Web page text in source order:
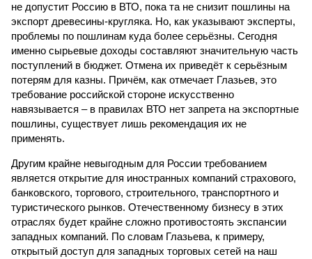
не допустит Россию в ВТО, пока та не снизит пошлины на
экспорт древесины-кругляка. Но, как указывают эксперты,
проблемы по пошлинам куда более серьёзны. Сегодня
именно сырьевые доходы составляют значительную часть
поступлений в бюджет. Отмена их приведёт к серьёзным
потерям для казны. Причём, как отмечает Глазьев, это
требование российской стороне искусственно
навязывается – в правилах ВТО нет запрета на экспортные
пошлины, существует лишь рекомендация их не
применять.
Другим крайне невыгодным для России требованием
является открытие для иностранных компаний страхового,
банковского, торгового, строительного, транспортного и
туристического рынков. Отечественному бизнесу в этих
отраслях будет крайне сложно противостоять экспансии
западных компаний. По словам Глазьева, к примеру,
открытый доступ для западных торговых сетей на наш